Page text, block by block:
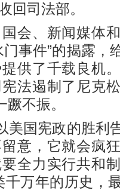
回司法部。
、新闻媒体和
事件”的揭露，
供了千载良机
法遏制了尼克
不振。
国宪政的胜利
意，它就会疯
全力实行共和
千万年的历史，